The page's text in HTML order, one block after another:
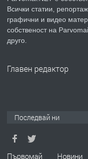
ПРЕДЛАГА
Всички статии,
графични и видео
собственост на
друго.
Главен редактор
Последвай ни
Първомай Новини